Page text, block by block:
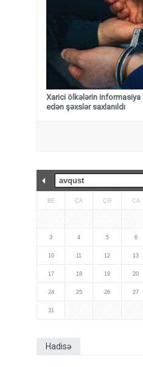
Xarici ölkələrin
edən şəxslər saxlanıldı
BE ÇA ÇƏ CA
3 4 5 6
10 11 12 13
17 18 19 20
24 25 26 27
31
Hadisə